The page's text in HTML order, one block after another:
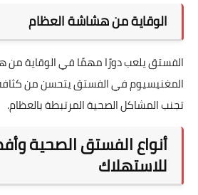
الوقاية من هشاشة العظام
الفستق يلعب دورًا مهمًا في الوقاية من
المغنيسيوم في الفستق يتحسن من
تجنب المشاكل الصحية المرتبطة بالعظام.
أنواع الفستق الصحية
للاستهلاك